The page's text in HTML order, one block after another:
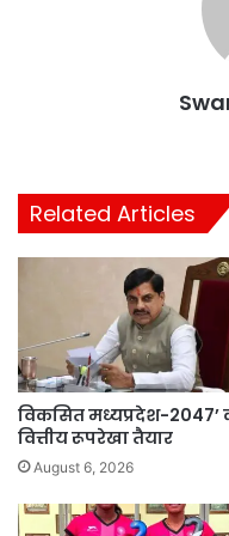
Related Articles
विकसित मध्यप्रदेश-2047’
वित्तीय रूपरेखा तैयार
August 6, 2026